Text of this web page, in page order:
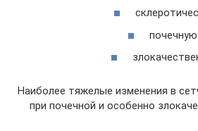
Наиболее тяжелые изменения в
при почечной и особенно